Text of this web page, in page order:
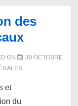
des
ON
30 OCTOBRE
et
du